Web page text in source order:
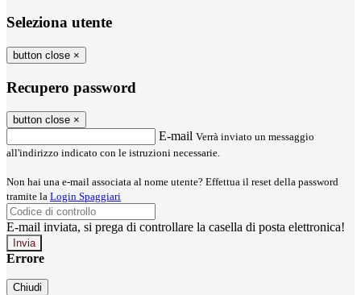
Seleziona utente
button close ×
Recupero password
button close ×
E-mail Verrà inviato un messaggio
all'indirizzo indicato con le istruzioni necessarie.
Non hai una e-mail associata al nome utente? Effettua il reset della password
tramite la Login Spaggiari
E-mail inviata, si prega di controllare la casella di posta elettronica!
Errore
Chiudi